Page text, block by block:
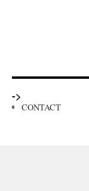
->
CONTACT